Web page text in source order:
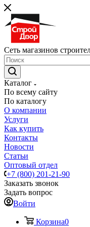
Сеть магазинов
Каталог
По всему сайту
По каталогу
О компании
Услуги
Как купить
Контакты
Новости
Статьи
Оптовый отдел
+7 (800) 201-21-90
Заказать звонок
Задать вопрос
Войти
Корзина0